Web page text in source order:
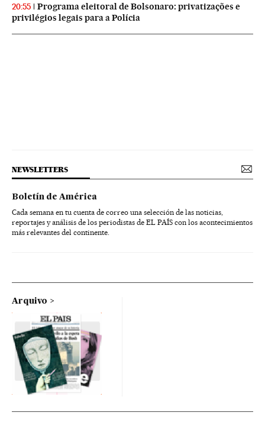
20:55
Programa eleitoral de Bolsonaro: privatizações e
privilégios legais para a Polícia
NEWSLETTERS
Boletín de América
Cada semana en tu cuenta de correo una selección de las noticias,
reportajes y análisis de los periodistas de EL PAÍS con los acontecimientos
más relevantes del continente.
Arquivo